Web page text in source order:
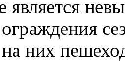
является
ограждения
них